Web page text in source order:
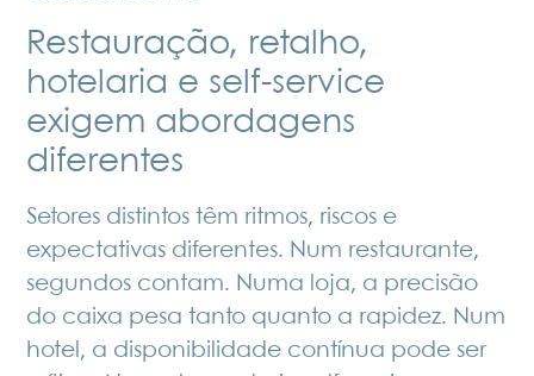
Restauração, retalho,
hotelaria e self-service
exigem abordagens
diferentes
Setores distintos têm ritmos, riscos e
expectativas diferentes. Num restaurante,
segundos contam. Numa loja, a precisão
do caixa pesa tanto quanto a rapidez. Num
hotel, a disponibilidade contínua pode ser